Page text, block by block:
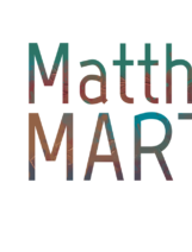
Aller
au
contenu